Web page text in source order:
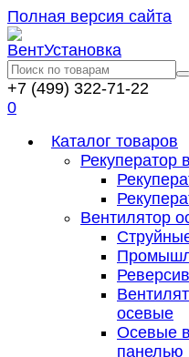
Полная версия сайта
+7 (499) 322-71-22
0
Каталог товаров
Рекуператор
Вентилятор
осевые
Осевые
панелью